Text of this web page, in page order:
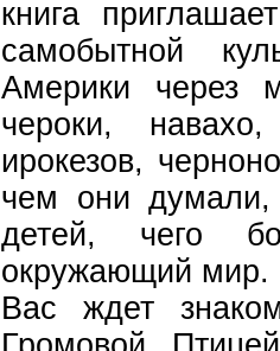
книга
самобытной
Америки через
чероки,
ирокезов,
чем они думали,
детей, чего
окружающий мир.
Вас ждет